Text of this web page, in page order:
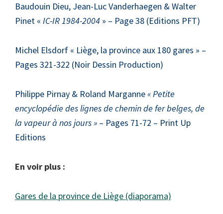
Baudouin Dieu, Jean-Luc Vanderhaegen & Walter
Pinet « IC-IR 1984-2004 » – Page 38 (Editions PFT)
Michel Elsdorf « Liège, la province aux 180 gares » –
Pages 321-322 (Noir Dessin Production)
Philippe Pirnay & Roland Marganne« Petite
encyclopédie des lignes de chemin de fer belges, de
la vapeur à nos jours » – Pages 71-72 – Print Up
Editions
En voir plus :
Gares de la province de Liège (diaporama)